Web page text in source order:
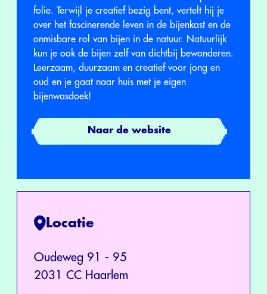
folie. Terwijl je creatief bezig bent, vertelt hij je
over het fascinerende leven in de bijenkast en de
onmisbare rol van bijen in de natuur. Natuurlijk
kun je ook de bijen zelf van dichtbij bewonderen.
Leerzaam, duurzaam en creatief voor jong en
oud en je gaat naar huis met je eigen
bijenwasdoek!
Naar de website
Locatie
Oudeweg 91 - 95
2031 CC Haarlem